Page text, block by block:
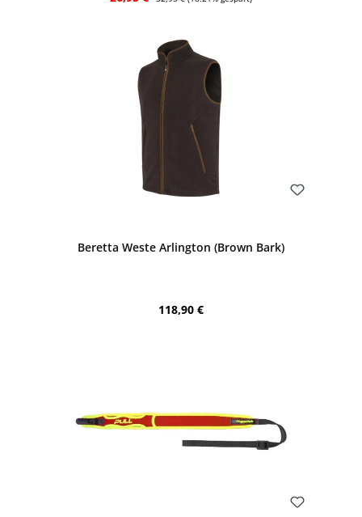
Beretta Weste Arlington (Brown Bark)
Regulärer Preis:
118,90 €